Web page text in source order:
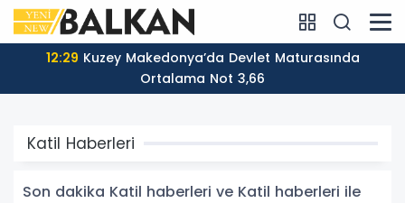
11:46Kazakistan Kuzey Makedonya’nın Ohri Kentine
Fahri Konsolos Atadı
Katil Haberleri
Son dakika Katil haberleri ve Katil haberleri ile